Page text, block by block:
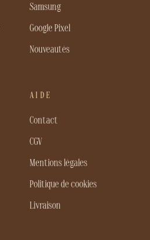
Samsung
Google Pixel
Nouveautés
AIDE
Contact
CGV
Mentions légales
Politique de cookies
Livraison